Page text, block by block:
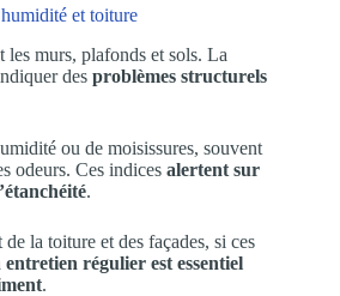
et toiture
les murs, plafonds et sols. La
des problèmes structurels
ou de moisissures, souvent
odeurs. Ces indices alertent sur
.
la toiture et des façades, si ces
entretien régulier est essentiel
.